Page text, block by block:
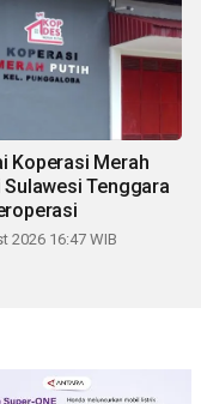
Koperasi Merah
Sulawesi Tenggara
2026 16:47 WIB